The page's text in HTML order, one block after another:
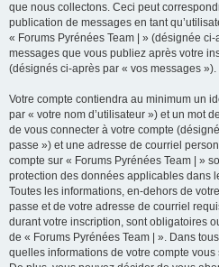
que nous collectons. Ceci peut
publication de messages en tant
« Forums Pyrénées Team | » (désignée
messages que vous publiez après votre
(désignés ci-après par « vos messages »).
Votre compte contiendra au minimum un
par « votre nom d’utilisateur ») et un mot
de vous connecter à votre compte
passe ») et une adresse de courriel
compte sur « Forums Pyrénées Team | »
protection des données applicables dans
Toutes les informations, en-dehors de
passe et de votre adresse de courriel
durant votre inscription, sont obligatoires
de « Forums Pyrénées Team | ». Dans
quelles informations de votre compte